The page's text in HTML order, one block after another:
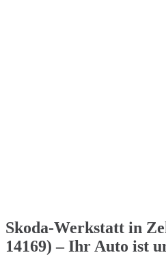
Skoda-Werkstatt in
14169) – Ihr Auto ist